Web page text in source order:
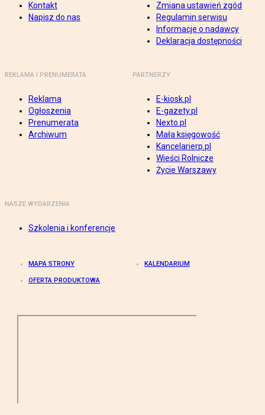
Kontakt
Napisz do nas
Zmiana ustawień zgód
Regulamin serwisu
Informacje o nadawcy
Deklaracja dostępności
REKLAMA I PRENUMERATA
Reklama
Ogłoszenia
Prenumerata
Archiwum
PARTNERZY
E-kiosk.pl
E-gazety.pl
Nexto.pl
Mała księgowość
Kancelarierp.pl
Wieści Rolnicze
Życie Warszawy
NASZE WYDARZENIA
Szkolenia i konferencje
MAPA STRONY KALENDARIUM
OFERTA PRODUKTOWA